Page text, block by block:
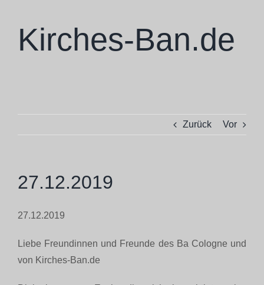
springenKirches-Ban.de
Projekte
Ba Cologne
Zurück Vor
27.12.2019
27.12.2019
Liebe Freundinnen und Freunde des Ba Cologne und
von Kirches-Ban.de